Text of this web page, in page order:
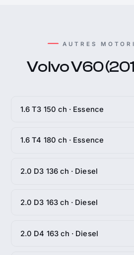
AUTRES
Volvo V60
1.6 T3 150 ch · Essence
1.6 T4 180 ch · Essence
2.0 D3 136 ch · Diesel
2.0 D3 163 ch · Diesel
2.0 D4 163 ch · Diesel